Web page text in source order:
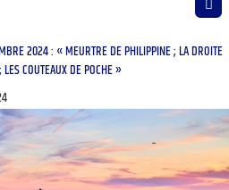
2024 : « MEURTRE DE PHILIPPINE ; LA DROITE
COUTEAUX DE POCHE »